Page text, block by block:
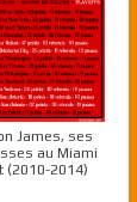
James, ses
au Miami
(2010-2014)